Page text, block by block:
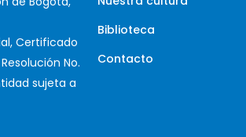
Certificado
No.
sujeta a
Biblioteca
Contacto